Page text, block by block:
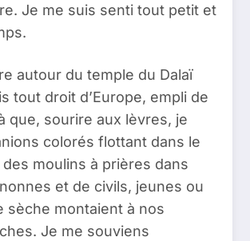
Je me suis senti tout petit et
autour du temple du Dalaï
tout droit d’Europe, empli de
que, sourire aux lèvres, je
colorés flottant dans le
moulins à prières dans
et de civils, jeunes ou
sèche montaient à nos
Je me souviens